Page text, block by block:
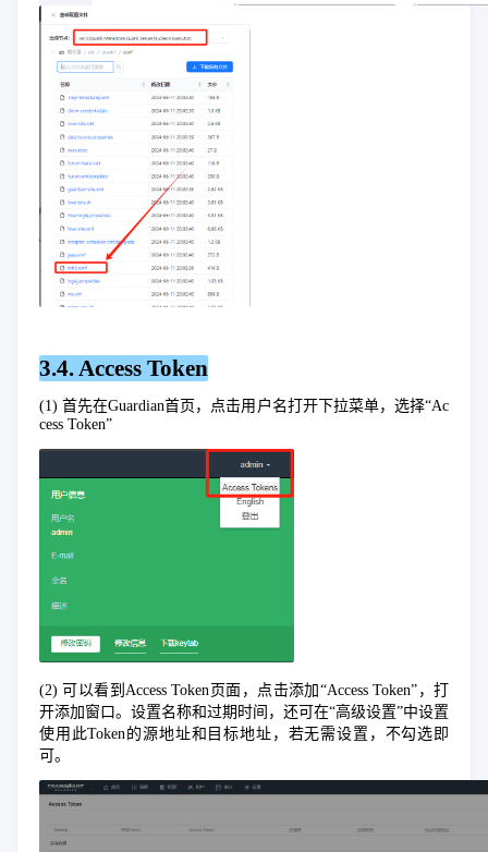
3.4. Access Token
(1) 首先在Guardian首页，点击用户名打开下拉菜单，选择“Ac
cess Token”
(2) 可以看到Access Token页面，点击添加“Access Token”，打
开添加窗口。设置名称和过期时间，还可在“高级设置”中设置
使用此Token的源地址和目标地址，若无需设置，不勾选即
可。